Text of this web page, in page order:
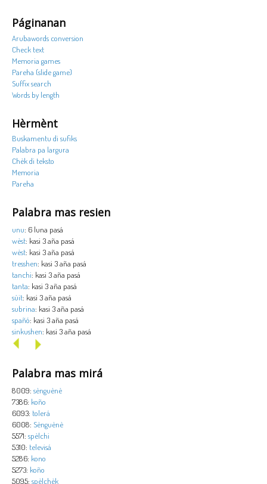
Páginanan
Arubawords conversion
Check text
Memoria games
Pareha (slide game)
Suffix search
Words by length
Hèrmènt
Buskamentu di sufiks
Palabra pa largura
Chèk di teksto
Memoria
Pareha
Palabra mas resien
unu: 6 luna pasá
wèst: kasi 3 aña pasá
wèst: kasi 3 aña pasá
tresshen: kasi 3 aña pasá
tanchi: kasi 3 aña pasá
tanta: kasi 3 aña pasá
sùit: kasi 3 aña pasá
subrina: kasi 3 aña pasá
spañó: kasi 3 aña pasá
sinkushen: kasi 3 aña pasá
Palabra mas mirá
8009: sènguènè
7386: koño
6093: tolerá
6008: Sènguènè
5571: spèlchi
5310: televisá
5286: kono
5273: koño
5095: spèlchèk